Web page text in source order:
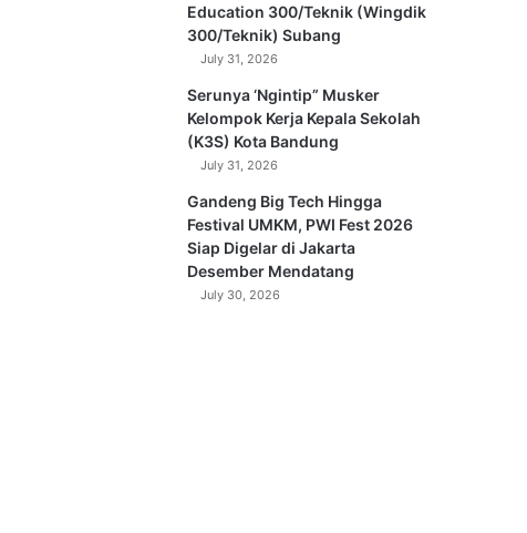
Education 300/Teknik (Wingdik
300/Teknik) Subang
July 31, 2026
Serunya ‘Ngintip” Musker
Kelompok Kerja Kepala Sekolah
(K3S) Kota Bandung
July 31, 2026
Gandeng Big Tech Hingga
Festival UMKM, PWI Fest 2026
Siap Digelar di Jakarta
Desember Mendatang
July 30, 2026